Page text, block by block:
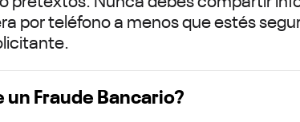
por teléfono a menos que estés
un Fraude Bancario?